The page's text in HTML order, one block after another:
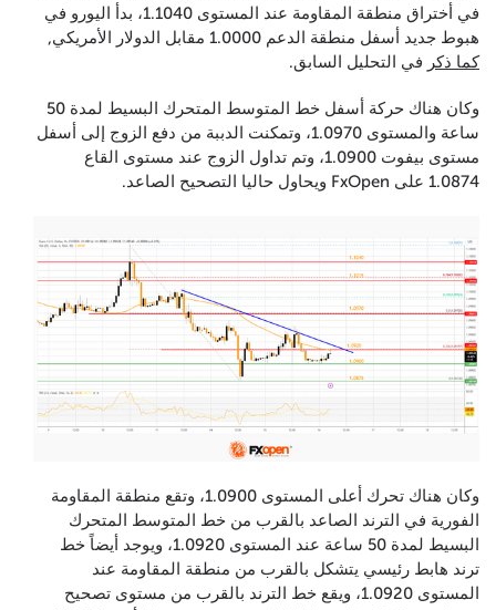
في أختراق منطقة المقاومة عند المستوى 1.1040، بدأ اليورو في
هبوط جديد أسفل منطقة الدعم 1.0000 مقابل الدولار الأمريكي,
كما ذكر في التحليل السابق.
وكان هناك حركة أسفل خط المتوسط المتحرك البسيط لمدة 50
ساعة والمستوى 1.0970، وتمكنت الدببة من دفع الزوج إلى أسفل
مستوى بيفوت 1.0900، وتم تداول الزوج عند مستوى القاع
1.0874 على FxOpen ويحاول حاليا التصحيح الصاعد.
وكان هناك تحرك أعلى المستوى 1.0900، وتقع منطقة المقاومة
الفورية في الترند الصاعد بالقرب من خط المتوسط المتحرك
البسيط لمدة 50 ساعة عند المستوى 1.0920، ويوجد أيضاً خط
ترند هابط رئيسي يتشكل بالقرب من منطقة المقاومة عند
المستوى 1.0920، ويقع خط الترند بالقرب من مستوى تصحيح